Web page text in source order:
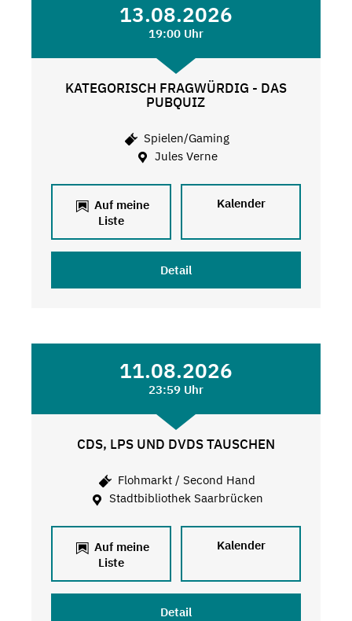
13.08.2026
19:00 Uhr
KATEGORISCH FRAGWÜRDIG - DAS
PUBQUIZ
Spielen/Gaming
Jules Verne
Auf meine
Liste
Kalender
Detail
11.08.2026
23:59 Uhr
CDS, LPS UND DVDS TAUSCHEN
Flohmarkt / Second Hand
Stadtbibliothek Saarbrücken
Auf meine
Liste
Kalender
Detail